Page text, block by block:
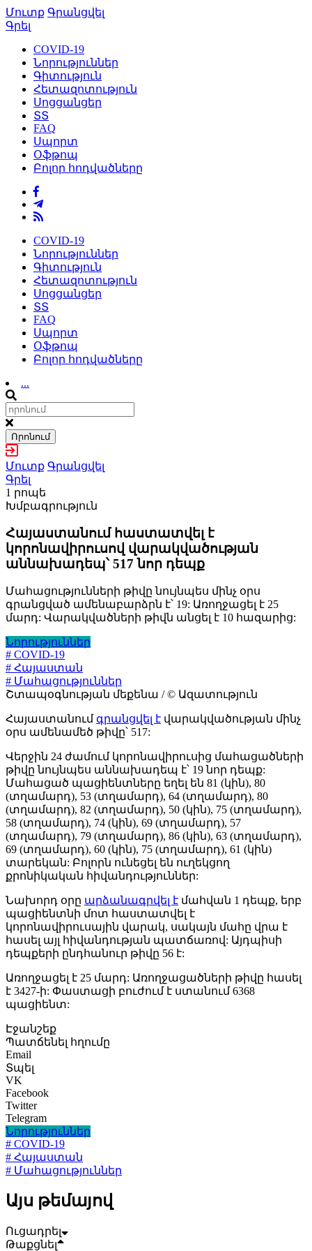
Մուտք Գրանցվել
Գրել
COVID-19
Նորություններ
Գիտություն
Հետազոտություն
Սոցցանցեր
ՏՏ
FAQ
Սպորտ
Օֆթոպ
Բոլոր հոդվածները
COVID-19
Նորություններ
Գիտություն
Հետազոտություն
Սոցցանցեր
ՏՏ
FAQ
Սպորտ
Օֆթոպ
Բոլոր հոդվածները
...
Որոնում
Մուտք Գրանցվել
Գրել
1 րոպե
Խմբագրություն
Հայաստանում հաստատվել է
կորոնավիրուսով վարակվածության
աննախադեպ՝ 517 նոր դեպք
Մահացությունների թիվը նույնպես մինչ օրս
գրանցված ամենաբարձրն է՝ 19: Առողջացել է 25
մարդ: Վարակվածների թիվն անցել է 10 հազարից:
Նորություններ
# COVID-19
# Հայաստան
# Մահացություններ
Շտապօգնության մեքենա / © Ազատություն
Հայաստանում գրանցվել է վարակվածության մինչ
օրս ամենամեծ թիվը՝ 517:
Վերջին 24 ժամում կորոնավիրուսից մահացածների
թիվը նույնպես աննախադեպ է՝ 19 նոր դեպք:
Մահացած պացիենտները եղել են 81 (կին), 80
(տղամարդ), 53 (տղամարդ), 64 (տղամարդ), 80
(տղամարդ), 82 (տղամարդ), 50 (կին), 75 (տղամարդ),
58 (տղամարդ), 74 (կին), 69 (տղամարդ), 57
(տղամարդ), 79 (տղամարդ), 86 (կին), 63 (տղամարդ),
69 (տղամարդ), 60 (կին), 75 (տղամարդ), 61 (կին)
տարեկան: Բոլորն ունեցել են ուղեկցող
քրոնիկական հիվանդություններ:
Նախորդ օրը արձանագրվել է մահվան 1 դեպք, երբ
պացիենտնի մոտ հաստատվել է
կորոնավիրուսային վարակ, սակայն մահը վրա է
հասել այլ հիվանդության պատճառով: Այդպիսի
դեպքերի ընդհանուր թիվը 56 է:
Առողջացել է 25 մարդ: Առողջացածների թիվը հասել
է 3427-ի: Փաստացի բուժում է ստանում 6368
պացիենտ:
Էջանշեք
Պատճենել հղումը
Email
Տպել
VK
Facebook
Twitter
Telegram
Նորություններ
# COVID-19
# Հայաստան
# Մահացություններ
Այս թեմայով
Ուցադրել
Թաքցնել